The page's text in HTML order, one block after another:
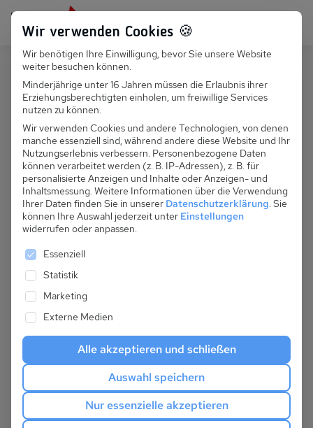
Persönlich für dich da: +49 251 899 050
Suchfeld
Suchen
D 138.006C - Regenbogen Typ 61 -
2 Zimmer
Wir verwenden Cookies 🍪
Wir benötigen Ihre Einwilligung, bevor Sie unsere Website
weiter besuchen können.
Minderjährige unter 16 Jahren müssen die Erlaubnis ihrer
Erziehungsberechtigten einholen, um freiwillige Services
nutzen zu können.
Wir verwenden Cookies und andere Technologien, von denen
manche essenziell sind, während andere diese Website und Ihr
Nutzungserlebnis verbessern. Personenbezogene Daten
können verarbeitet werden (z. B. IP-Adressen), z. B. für
personalisierte Anzeigen und Inhalte oder Anzeigen- und
Inhaltsmessung. Weitere Informationen über die Verwendung
Ihrer Daten finden Sie in unserer Datenschutzerklärung. Sie
können Ihre Auswahl jederzeit unter Einstellungen
widerrufen oder anpassen.
Es folgt eine Liste der Service-Gruppen, für die
Essenziell
Statistik
Marketing
Externe Medien
Alle akzeptieren und schließen
Auswahl speichern
Nur essenzielle akzeptieren